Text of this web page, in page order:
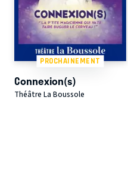
PROCHAINEMENT
Connexion(s)
Théâtre La Boussole